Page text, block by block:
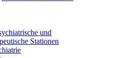
und
Stationen